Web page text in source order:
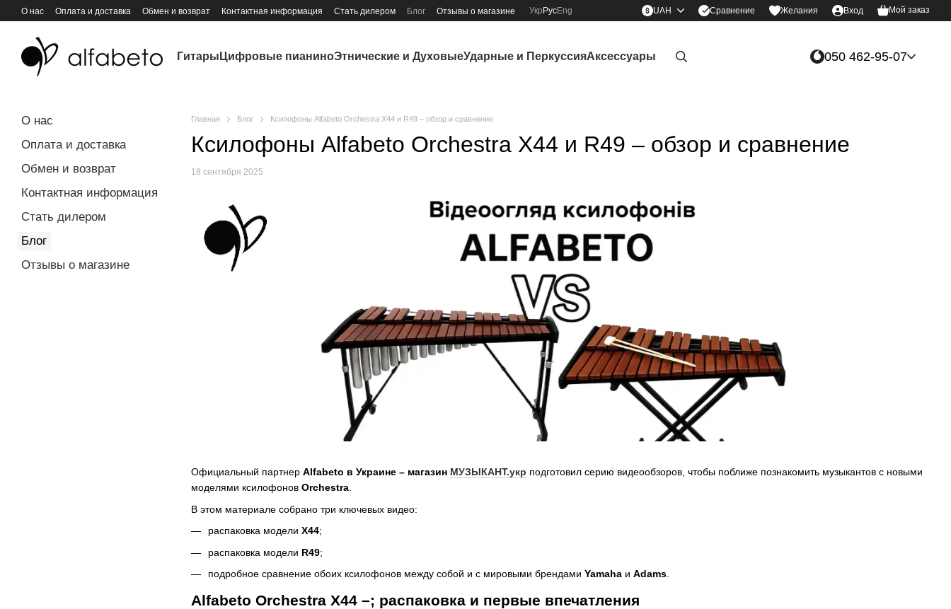
Перейти к основному контенту
О нас Оплата и доставка Обмен и возврат Контактная информация Стать дилером Блог Отзывы о магазине Укр РусEng UAH Сравнение Желания Вход Мой заказ
Гитары Цифровые пианиноЭтнические и ДуховыеУдарные и ПеркуссияАксессуары 050 462-95-07
Главная Блог Ксилофоны Alfabeto Orchestra X44 и R49 – обзор и сравнение
Ксилофоны Alfabeto Orchestra X44 и R49 – обзор и сравнение
18 сентября 2025
Официальный партнер Alfabeto в Украине – магазин МУЗЫКАНТ.укр подготовил серию видеообзоров, чтобы поближе познакомить музыкантов с новыми
моделями ксилофонов Orchestra.
В этом материале собрано три ключевых видео:
распаковка модели X44;
распаковка модели R49;
подробное сравнение обоих ксилофонов между собой и с мировыми брендами Yamaha и Adams
Alfabeto Orchestra X44 –; распаковка и первые впечатления
О нас
Оплата и доставка
Обмен и возврат
Контактная информация
Стать дилером
Блог
Отзывы о магазине